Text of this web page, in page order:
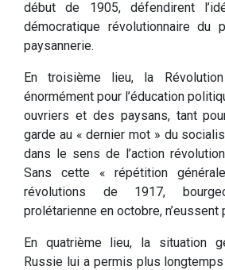
début de 1905, défendirent
démocratique révolutionnaire du
paysannerie.
En troisième lieu, la
énormément pour l’éducation
ouvriers et des paysans, tant
garde au « dernier mot » du
dans le sens de l’action
Sans cette « répétition
révolutions de 1917,
prolétarienne en octobre,
En quatrième lieu, la situation
Russie lui a permis plus longtemps